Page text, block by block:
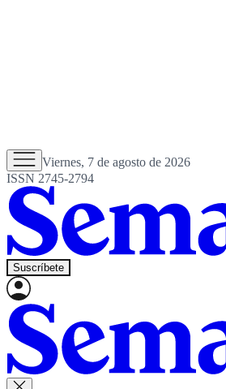
Viernes, 7 de agosto de 2026
ISSN 2745-2794
Suscríbete